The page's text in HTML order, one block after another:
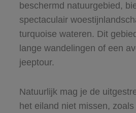
beschermd natuurgebied,
spectaculair
turquoise wateren. Dit
lange wandelingen of een
jeeptour.
Natuurlijk mag je de
het eiland niet missen,